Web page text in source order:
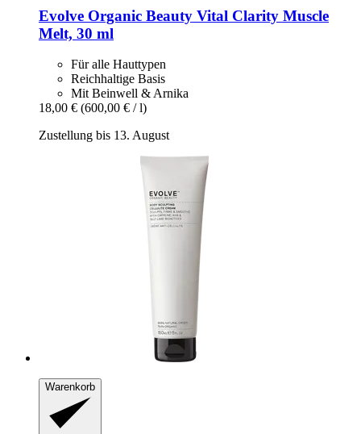
Evolve Organic Beauty Vital Clarity Muscle
Melt, 30 ml
Für alle Hauttypen
Reichhaltige Basis
Mit Beinwell & Arnika
18,00 € (600,00 € / l)
Zustellung bis 13. August
Warenkorb